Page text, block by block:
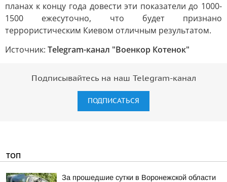
планах к концу года довести эти показатели до 1000-
1500 ежесуточно, что будет признано
террористическим Киевом отличным результатом.
Источник: Telegram-канал "Военкор Котенок"
Подписывайтесь на наш Telegram-канал
ПОДПИСАТЬСЯ
ТОП
За прошедшие сутки в Воронежской области